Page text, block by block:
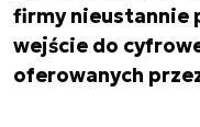
firmy nieustannie
wejście do
oferowanych